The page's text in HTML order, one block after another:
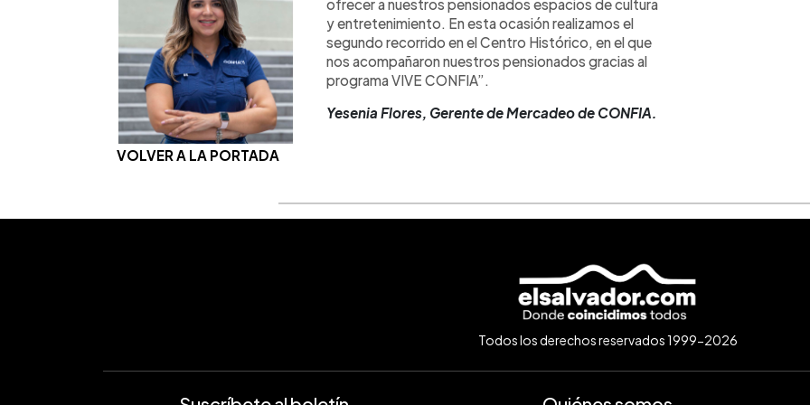
ofrecer a nuestros pensionados espacios de cultura
y entretenimiento. En esta ocasión realizamos el
segundo recorrido en el Centro Histórico, en el que
nos acompañaron nuestros pensionados gracias al
programa VIVE CONFIA”.
Yesenia Flores, Gerente de Mercadeo de CONFIA.
VOLVER A LA PORTADA
Todos los derechos reservados 1999-2026